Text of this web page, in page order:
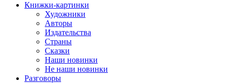
Книжки-картинки
Художники
Авторы
Издательства
Страны
Сказки
Наши новинки
Не наши новинки
Разговоры